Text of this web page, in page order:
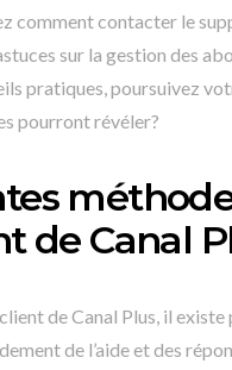
comment contacter le
sur la gestion des
pratiques, poursuivez
pourront révéler?
de Canal
de Canal Plus, il
de l’aide et des